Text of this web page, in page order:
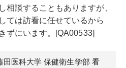
相談することもありますが、
ては訪看に任せているから
ずにいます。[QA00533]
田医科大学 保健衛生学部 看